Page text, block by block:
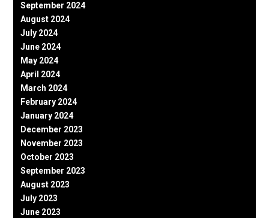
September 2024
August 2024
July 2024
June 2024
May 2024
April 2024
March 2024
February 2024
January 2024
December 2023
November 2023
October 2023
September 2023
August 2023
July 2023
June 2023